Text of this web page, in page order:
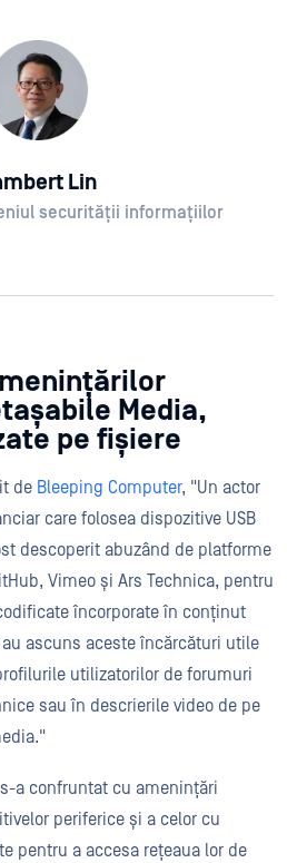
Lin
securității informațiilor
Media,
pe fișiere
de Bleeping Computer, "Un actor
care folosea dispozitive USB
descoperit abuzând de platforme
Vimeo și Ars Technica, pentru
încorporate în conținut
ascuns aceste încărcături utile
utilizatorilor de forumuri
sau în descrierile video de pe
a confruntat cu amenințări
periferice și a celor cu
pentru a accesa rețeaua lor de